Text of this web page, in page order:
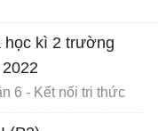
kì 2 trường
6 - Kết nối tri thức